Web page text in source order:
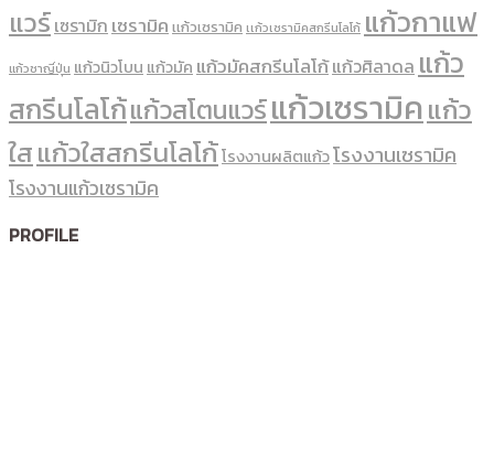
แวร์เซรามิกเซรามิคเเก้วเซรามิค เเก้วเซรามิคสกรีนโลโก้ แก้วกาแฟ
แก้วชาญี่ปุ่น แก้วนิวโบน แก้วมัคแก้วมัคสกรีนโลโก้แก้วศิลาดล แก้ว
สกรีนโลโก้แก้วสโตนแวร์แก้วเซรามิคแก้ว
ใสแก้วใสสกรีนโลโก้โรงงานผลิตแก้วโรงงานเซรามิค
โรงงานแก้วเซรามิค
PROFILE